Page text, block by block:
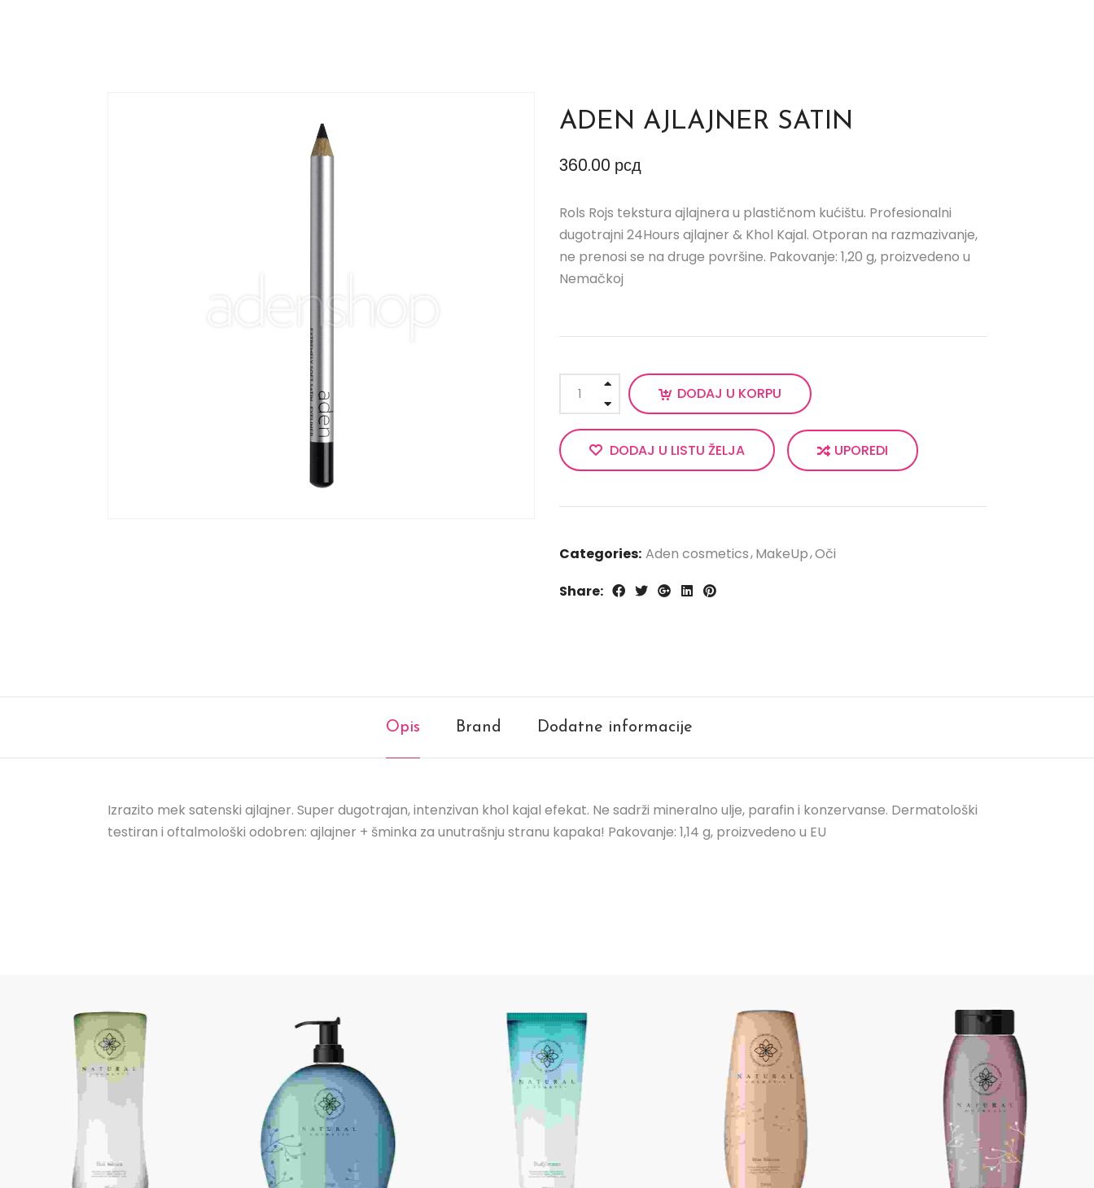
ADEN AJLAJNER SATIN
360.00 рсд
Rols Rojs tekstura ajlajnera u plastičnom kućištu. Profesionalni
dugotrajni 24Hours ajlajner & Khol Kajal. Otporan na razmazivanje,
ne prenosi se na druge površine. Pakovanje: 1,20 g, proizvedeno u
Nemačkoj
DODAJ U KORPU
DODAJ U LISTU ŽELJA UPOREDI
Categories: Aden cosmetics MakeUp Oči
Share:
Opis Brand Dodatne informacije
Izrazito mek satenski ajlajner. Super dugotrajan, intenzivan khol kajal efekat. Ne sadrži mineralno ulje, parafin i konzervanse. Dermatološki
testiran i oftalmološki odobren: ajlajner + šminka za unutrašnju stranu kapaka! Pakovanje: 1,14 g, proizvedeno u EU